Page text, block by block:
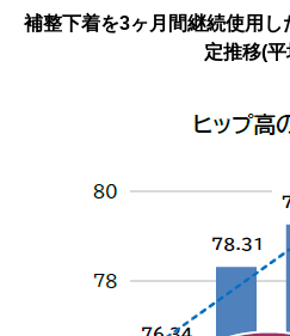
補整下着を3ヶ月間継続使用し
定推移(